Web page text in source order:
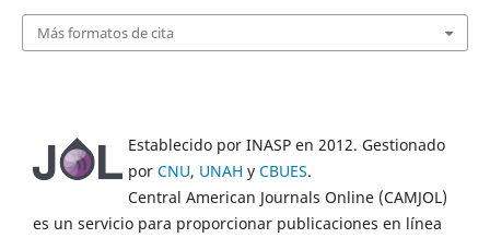
Más formatos de cita
Establecido por INASP en 2012. Gestionado
por CNU, UNAH y CBUES.
Central American Journals Online (CAMJOL)
es un servicio para proporcionar publicaciones en línea